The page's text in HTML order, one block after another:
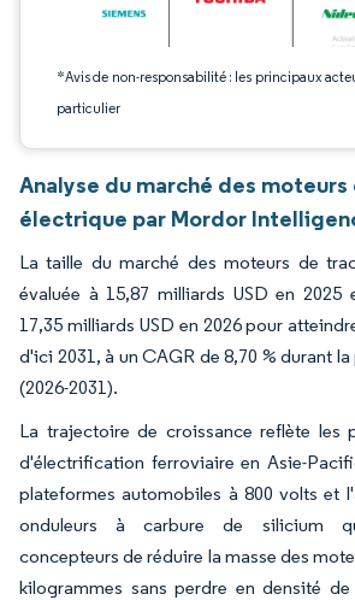
*Avis de non-responsabilité : les principaux
particulier
Analyse du marché des
électrique par Mordor
La taille du marché des moteurs de
évaluée à 15,87 milliards USD en
17,35 milliards USD en 2026 pour
d'ici 2031, à un CAGR de 8,70 % durant
(2026-2031).
La trajectoire de croissance reflète les
d'électrification ferroviaire en Asie-
plateformes automobiles à 800 volts et
onduleurs à carbure de silicium
concepteurs de réduire la masse des
kilogrammes sans perdre en densité